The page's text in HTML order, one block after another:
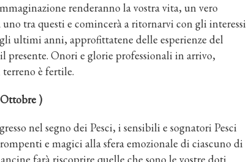
renderanno la vostra vita, un vero
uno tra questi e comincerà a ritornarvi con gli interessi
ultimi anni, approfittatene delle esperienze del
presente. Onori e glorie professionali in arrivo,
è fertile.
)
nel segno dei Pesci, i sensibili e sognatori Pesci
e magici alla sfera emozionale di ciascuno di